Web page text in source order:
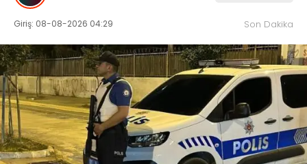
Giriş: 08-08-2026 04:29 Son Dakika